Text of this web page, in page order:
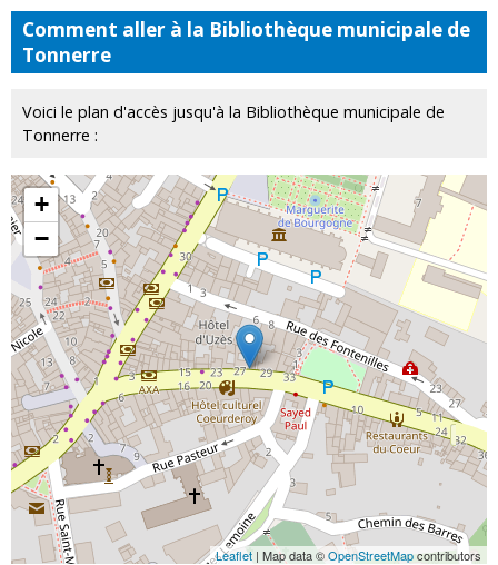
Comment aller à la Bibliothèque municipale de
Tonnerre
Voici le plan d'accès jusqu'à la Bibliothèque municipale de
Tonnerre :
+
−
Leaflet | Map data ©OpenStreetMapcontributors